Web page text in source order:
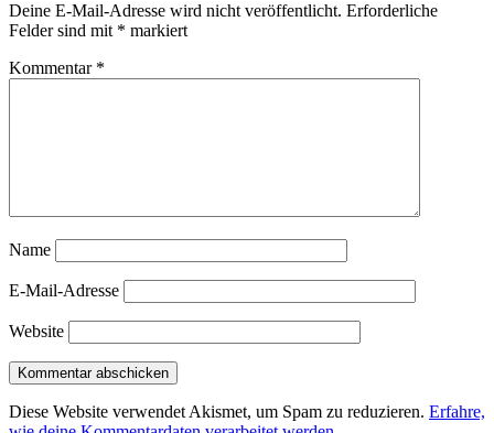
Deine E-Mail-Adresse wird nicht veröffentlicht. Erforderliche
Felder sind mit * markiert
Kommentar *
Name
E-Mail-Adresse
Website
Diese Website verwendet Akismet, um Spam zu reduzieren. Erfahre,